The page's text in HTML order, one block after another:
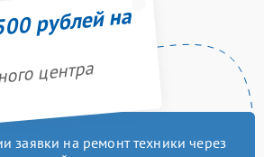
рублей на
центра
заявки на ремонт техники через